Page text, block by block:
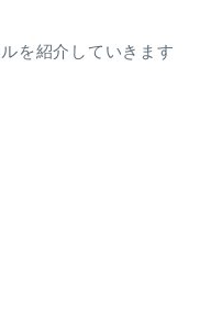
を紹介していきます